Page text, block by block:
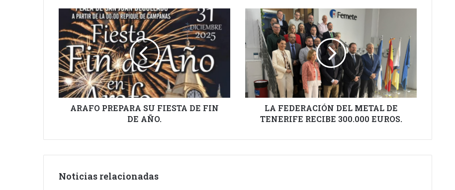
ARAFO
PREPARA
SU
FIESTA
DE
FIN
DE
AÑO.
ARAFO PREPARA SU FIESTA DE FIN
DE AÑO.
FEDERACIÓN
METAL
TENERIFE
RECIBE
300.000
EUROS.
LA FEDERACIÓN DEL METAL DE
TENERIFE RECIBE 300.000 EUROS.
Noticias relacionadas